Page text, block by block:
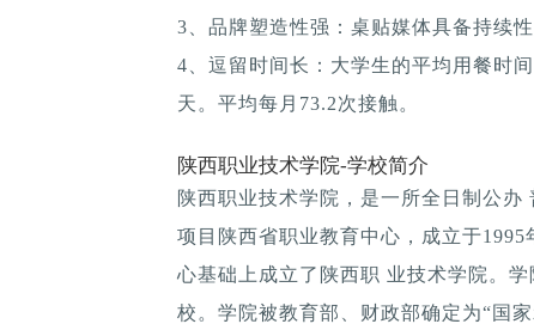
3、品牌塑造性强：桌贴媒体具备持续
4、逗留时间长：大学生的平均用餐时
天。平均每月73.2次接触。
陕西职业技术学院-学校简介
陕西职业技术学院，是一所全日制公办
项目陕西省职业教育中心，成立于
心基础上成立了陕西职 业技术学院。
校。学院被教育部、财政部确定为“国